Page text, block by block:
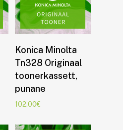
Lisa korvi
Konica Minolta
Tn328 Originaal
toonerkassett,
punane
102.00€